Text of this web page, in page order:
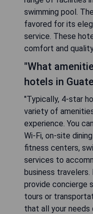
swimming pool.
favored for its
service. These
comfort and
"What
hotels in
"Typically, 4-star
variety of
experience. You
Wi-Fi, on-site
fitness centers,
services to
business
provide concierge
tours or
that all your needs